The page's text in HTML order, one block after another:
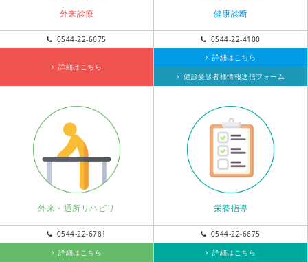
外来診療
0544-22-6675
詳細はこちら
健康診断
0544-22-4100
詳細はこちら
健診受診者様情報送信フォーム
外来・通所リハビリ
0544-22-6781
詳細はこちら
栄養指導
0544-22-6675
詳細はこちら